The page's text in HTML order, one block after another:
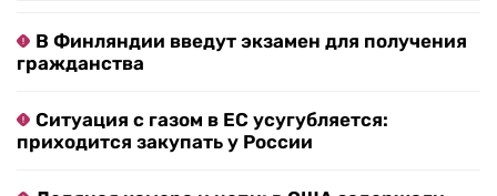
В Финляндии введут экзамен для получения
гражданства
Ситуация с газом в ЕС усугубляется:
приходится закупать у России